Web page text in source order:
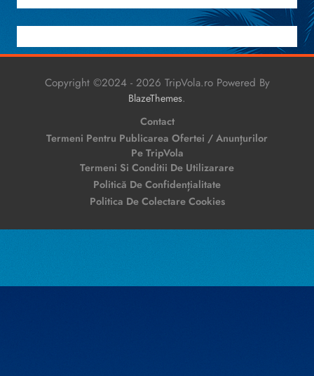
Copyright ©2024 - 2026 TripVola.ro Powered By
BlazeThemes.
Contact
Termeni Pentru Publicarea Ofertei / Anunțurilor
Pe TripVola
Termeni Si Conditii De Utilizarare
Politică De Confidențialitate
Politica De Colectare Cookies